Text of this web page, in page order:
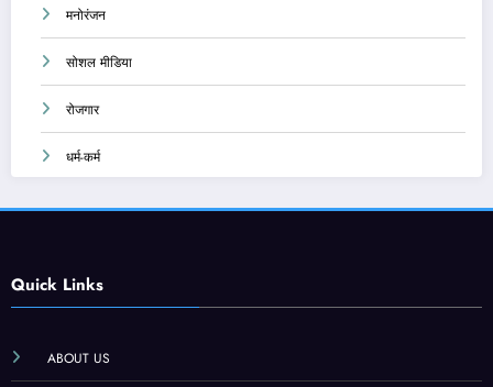
मनोरंजन
सोशल मीडिया
रोजगार
धर्म-कर्म
Quick Links
ABOUT US